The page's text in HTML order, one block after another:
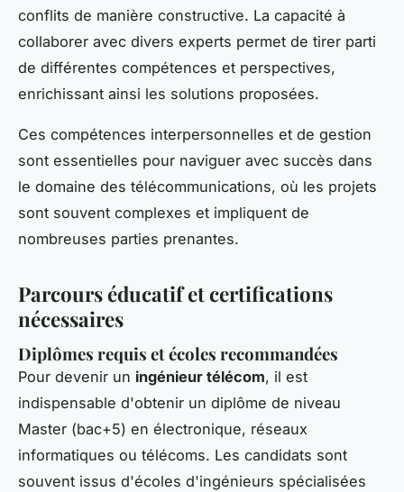
conflits de manière constructive. La capacité à
collaborer avec divers experts permet de tirer parti
de différentes compétences et perspectives,
enrichissant ainsi les solutions proposées.
Ces compétences interpersonnelles et de gestion
sont essentielles pour naviguer avec succès dans
le domaine des télécommunications, où les projets
sont souvent complexes et impliquent de
nombreuses parties prenantes.
Parcours éducatif et certifications
nécessaires
Diplômes requis et écoles recommandées
Pour devenir un ingénieur télécom, il est
indispensable d'obtenir un diplôme de niveau
Master (bac+5) en électronique, réseaux
informatiques ou télécoms. Les candidats sont
souvent issus d'écoles d'ingénieurs spécialisées